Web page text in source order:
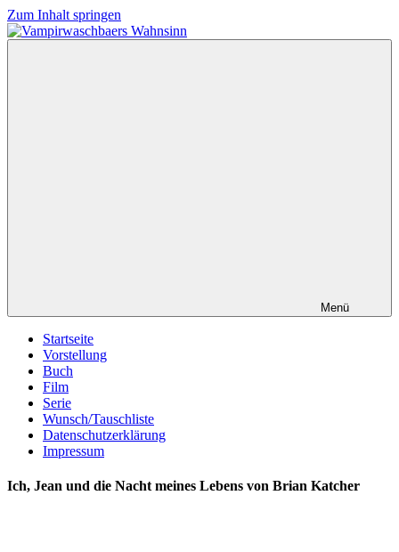
Zum Inhalt springen
Menü
Startseite
Vorstellung
Buch
Film
Serie
Wunsch/Tauschliste
Datenschutzerklärung
Impressum
Ich, Jean und die Nacht meines Lebens von Brian Katcher